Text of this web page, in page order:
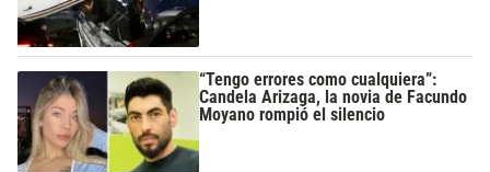
“Tengo errores como cualquiera”:
Candela Arizaga, la novia de Facundo
Moyano rompió el silencio